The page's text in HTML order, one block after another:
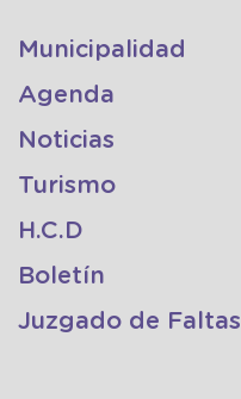
Municipalidad
Agenda
Noticias
Turismo
H.C.D
Boletín
Juzgado de Faltas